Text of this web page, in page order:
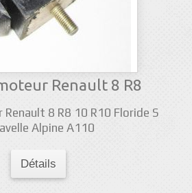
Renault 8 R8
8 R8 10 R10 Floride S
Alpine A110
Détails